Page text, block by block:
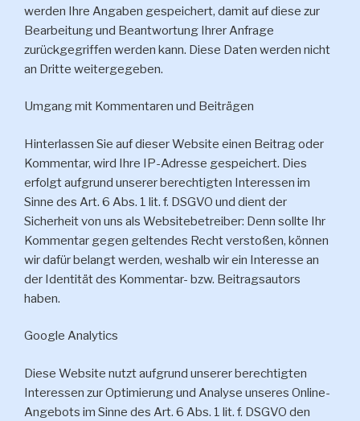
werden Ihre Angaben gespeichert, damit auf diese zur
Bearbeitung und Beantwortung Ihrer Anfrage
zurückgegriffen werden kann. Diese Daten werden nicht
an Dritte weitergegeben.
Umgang mit Kommentaren und Beiträgen
Hinterlassen Sie auf dieser Website einen Beitrag oder
Kommentar, wird Ihre IP-Adresse gespeichert. Dies
erfolgt aufgrund unserer berechtigten Interessen im
Sinne des Art. 6 Abs. 1 lit. f. DSGVO und dient der
Sicherheit von uns als Websitebetreiber: Denn sollte Ihr
Kommentar gegen geltendes Recht verstoßen, können
wir dafür belangt werden, weshalb wir ein Interesse an
der Identität des Kommentar- bzw. Beitragsautors
haben.
Google Analytics
Diese Website nutzt aufgrund unserer berechtigten
Interessen zur Optimierung und Analyse unseres Online-
Angebots im Sinne des Art. 6 Abs. 1 lit. f. DSGVO den